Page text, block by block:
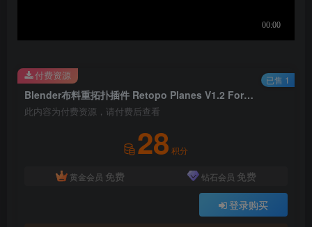
Blender布料重拓扑插件 Retopo Planes V1.2 For Blender 4.0 +
此内容为付费资源，请付费后查看
28 积分
黄金会员 免费 钻石会员 免费
登录购买
付费资源 已售 1